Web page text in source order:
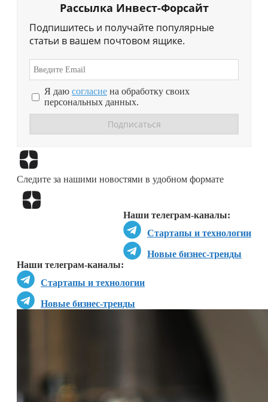
Рассылка Инвест-Форсайт
Подпишитесь и получайте популярные
статьи в вашем почтовом ящике.
Я даю согласие на обработку своих
персональных данных.
Следите за нашими новостями в удобном формате
Наши телеграм-каналы:
Стартапы и технологии
Новые бизнес-тренды
Наши телеграм-каналы:
Стартапы и технологии
Новые бизнес-тренды